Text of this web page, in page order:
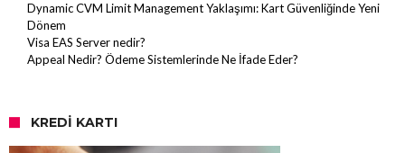
Dynamic CVM Limit Management Yaklaşımı: Kart Güvenliğinde Yeni
Dönem
Visa EAS Server nedir?
Appeal Nedir? Ödeme Sistemlerinde Ne İfade Eder?
KREDI KARTI